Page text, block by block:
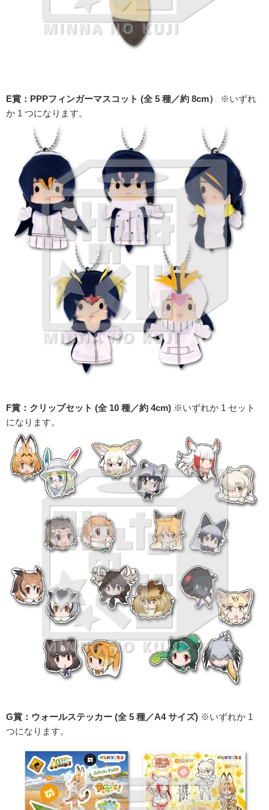
E賞：PPPフィンガーマスコット (全 5 種／約 8cm）
※いずれ
か 1 つになります。
F賞：クリップセット (全 10 種／約 4cm) ※いずれか 1 セット
になります。
G賞：ウォールステッカー (全 5 種／A4 サイズ) ※いずれか 1
つになります。